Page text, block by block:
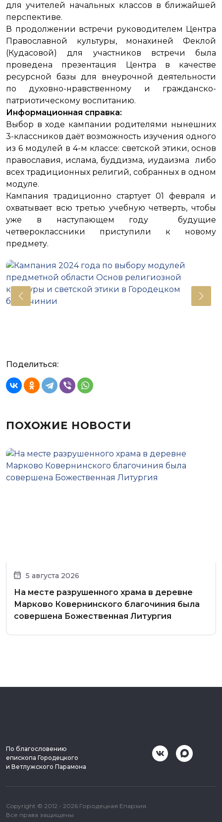
для учителей начальных классов в ближайшей
перспективе.
В продолжении встречи руководителем Центра
Православной культуры, монахиней Феклой
(Кудасовой) для участников встречи была
проведена презентация Центра в качестве
ресурсной базы для внеурочной деятельности
по духовно-нравственному и гражданско-
патриотическому воспитанию.
Информационная справка:
Выбор в ходе кампании родителями нынешних
3-классников даёт возможность изучения одного
из 6 модулей в 4-м классе: светской этики, основ
православия, ислама, буддизма, иудаизма либо
всех традиционных религий, собранных в одном
модуле.
Кампания традиционно стартует 01 февраля и
охватывает всю третью учебную четверть, чтобы
уже в наступающем году будущие
четвероклассники приступили к новому
предмету.
Поделиться:
ПОХОЖИЕ НОВОСТИ
5 августа 2026
На месте разрушенного храма в деревне
Марково Ковернинского благочиния была
совершена Божественная Литургия
По благословению
епископа Городецкого
и Ветлужского Парамона
Copyright © 2012 - 2026 Городецкая Епархия.
Все права защищены